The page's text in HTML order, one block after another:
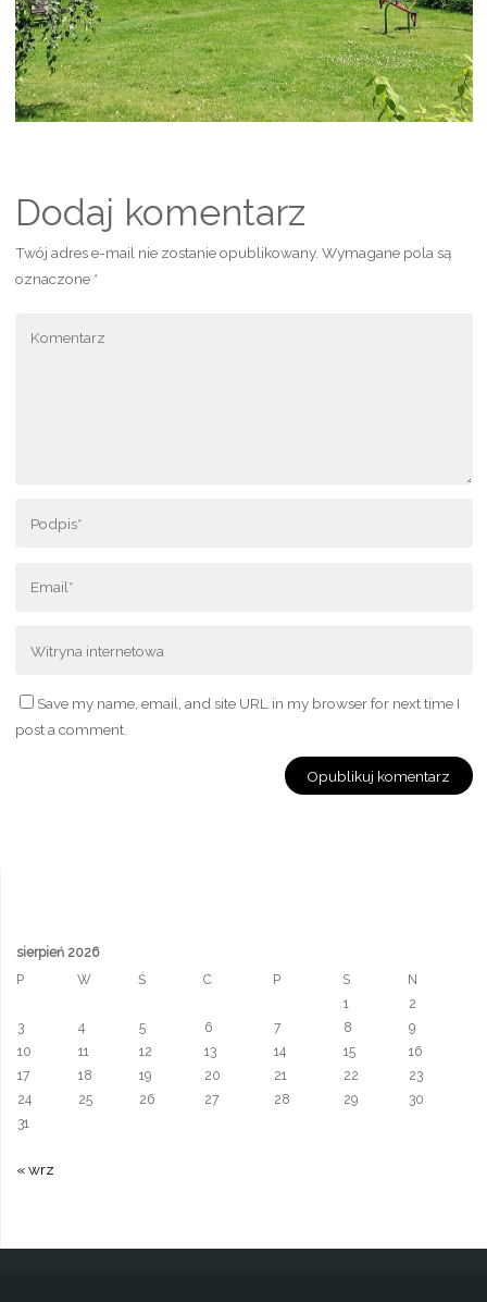
Dodaj komentarz
Twój adres e-mail nie zostanie opublikowany. Wymagane pola są
oznaczone *
Save my name, email, and site URL in my browser for next time I
post a comment.
sierpień 2026
P
W Ś C P S
N
1
2
3
4 5 6 7 8
9
10
11 12 13 14 15
16
17
18 19 20 21 22
23
24
25 26 27 28 29
30
31
« wrz